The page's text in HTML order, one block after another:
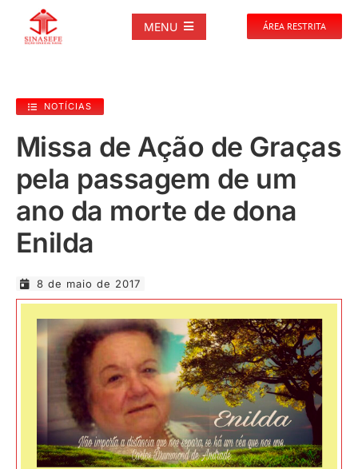
MENU
NOTÍCIAS
PUBLICAÇÕES
DOCUMENTOS
GALERIAS
EVENTOS
JURÍDICO
CLUBE
ÁREA RESTRITA
NOTÍCIAS
Missa de Ação de Graças
pela passagem de um
ano da morte de dona
Enilda
8 de maio de 2017